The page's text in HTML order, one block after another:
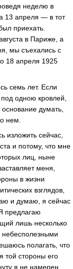
неделю в
13 апреля — в тот
приехать.
в Париже, а
мы съехались с
18 апреля 1925
семь лет. Если
одною кровлей,
думать,
нем.
изложить сейчас,
и потому, что мне
лиц, ныне
меня,
в жизни
взглядов,
и думаю, я сейчас
предлагаю
лишь несколько
полагать, что
той стороны его
я не намерен